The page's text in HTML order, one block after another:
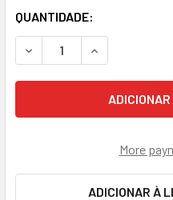
ESTOQUE
ATUAL:
QUANTIDADE:
DIMINUIR A QUANTIDADE
AUMENTAR A
More
ADICIONAR À